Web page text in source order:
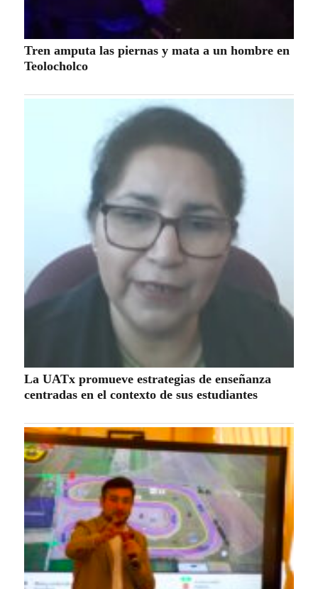
Tren amputa las piernas y mata a un hombre en
Teolocholco
La UATx promueve estrategias de enseñanza
centradas en el contexto de sus estudiantes